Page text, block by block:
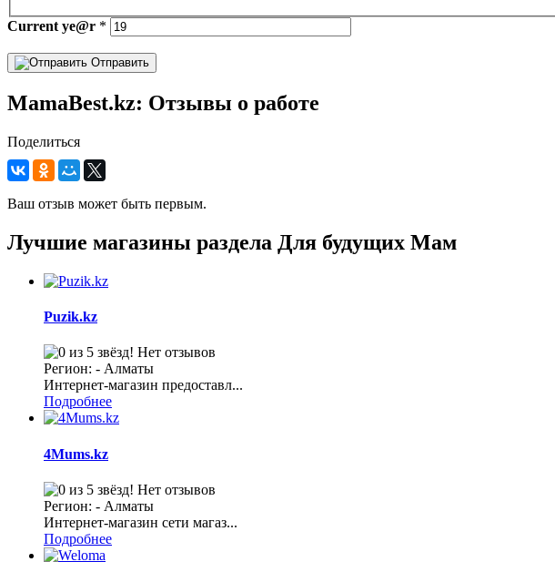
Current ye@r *
Отправить
MamaBest.kz: Отзывы о работе
Поделиться
Ваш отзыв может быть первым.
Лучшие магазины раздела Для будущих Мам
Puzik.kz
Нет отзывов
Регион: - Алматы
Интернет-магазин предоставл...
Подробнее
4Mums.kz
Нет отзывов
Регион: - Алматы
Интернет-магазин сети магаз...
Подробнее